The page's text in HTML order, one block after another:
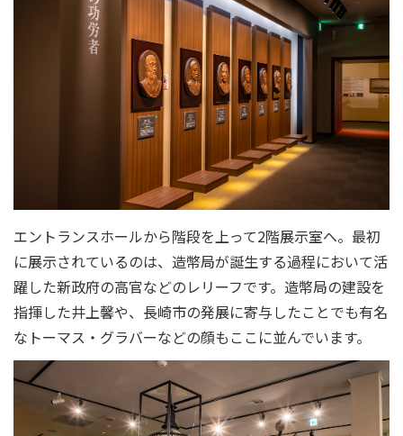
エントランスホールから階段を上って2階展示室へ。最初
に展示されているのは、造幣局が誕生する過程において活
躍した新政府の高官などのレリーフです。造幣局の建設を
指揮した井上馨や、長崎市の発展に寄与したことでも有名
なトーマス・グラバーなどの顔もここに並んでいます。